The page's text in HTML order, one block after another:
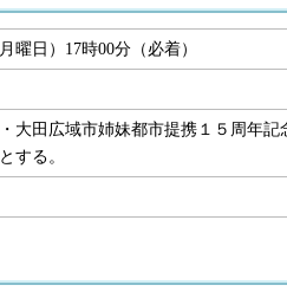
曜日）17時00分（必着）
大田広域市姉妹都市提携１５周年記
する。